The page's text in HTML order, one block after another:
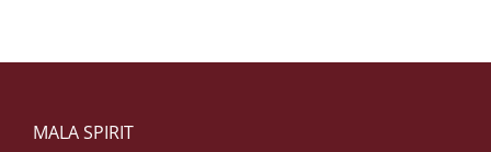
MALA SPIRIT